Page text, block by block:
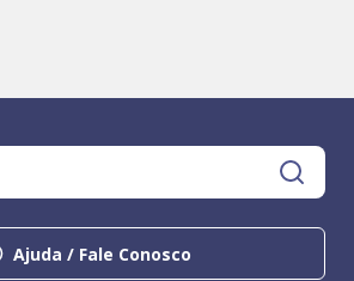
Ajuda / Fale Conosco